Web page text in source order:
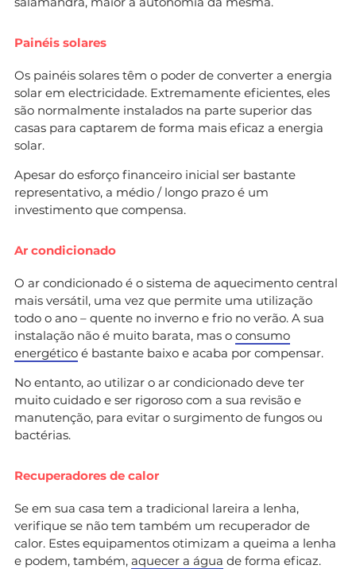
​Painéis solares
Os painéis solares têm o poder de converter a energia
solar em electricidade. Extremamente eficientes, eles
são normalmente instalados na parte superior das
casas para captarem de forma mais eficaz a energia
solar.
Apesar do esforço financeiro inicial ser bastante
representativo, a médio / longo prazo é um
investimento que compensa.
Ar condicionado
O ar condicionado é o sistema de aquecimento central
mais versátil, uma vez que permite uma utilização
todo o ano – quente no inverno e frio no verão. A sua
instalação não é muito barata, mas o consumo
energético é bastante baixo e acaba por compensar.
No entanto, ao utilizar o ar condicionado deve ter
muito cuidado e ser rigoroso com a sua revisão e
manutenção, para evitar o surgimento de fungos ou
bactérias.
​Recuperadores de calor
Se em sua casa tem a tradicional lareira a lenha,
verifique se não tem também um recuperador de
calor. Estes equipamentos otimizam a queima a lenha
e podem, também, aquecer a água de forma eficaz.